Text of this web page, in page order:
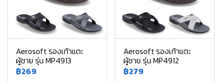
Aerosoft รองเท้าแตะ
ผู้ชาย รุ่น MP4913
฿269
Aerosoft รองเท้าแตะ
ผู้ชาย รุ่น MP4912
฿279